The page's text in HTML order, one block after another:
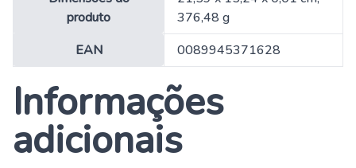
produto
376,48 g
EAN
‎0089945371628
Informações
adicionais